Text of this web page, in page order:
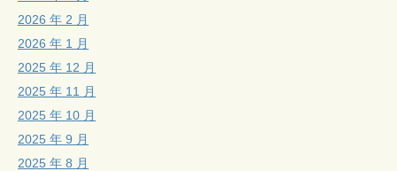
2026 年 2 月
2026 年 1 月
2025 年 12 月
2025 年 11 月
2025 年 10 月
2025 年 9 月
2025 年 8 月